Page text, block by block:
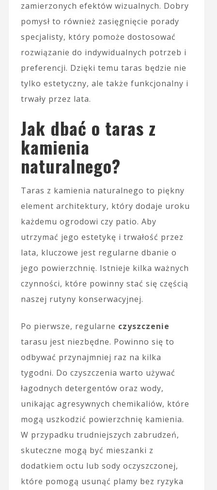
zamierzonych efektów wizualnych. Dobry
pomysł to również zasięgnięcie porady
specjalisty, który pomoże dostosować
rozwiązanie do indywidualnych potrzeb i
preferencji. Dzięki temu taras będzie nie
tylko estetyczny, ale także funkcjonalny i
trwały przez lata.
Jak dbać o taras z
kamienia
naturalnego?
Taras z kamienia naturalnego to piękny
element architektury, który dodaje uroku
każdemu ogrodowi czy patio. Aby
utrzymać jego estetykę i trwałość przez
lata, kluczowe jest regularne dbanie o
jego powierzchnię. Istnieje kilka ważnych
czynności, które powinny stać się częścią
naszej rutyny konserwacyjnej.
Po pierwsze, regularne czyszczenie
tarasu jest niezbędne. Powinno się to
odbywać przynajmniej raz na kilka
tygodni. Do czyszczenia warto używać
łagodnych detergentów oraz wody,
unikając agresywnych chemikaliów, które
mogą uszkodzić powierzchnię kamienia.
W przypadku trudniejszych zabrudzeń,
skuteczne mogą być mieszanki z
dodatkiem octu lub sody oczyszczonej,
które pomogą usunąć plamy bez ryzyka